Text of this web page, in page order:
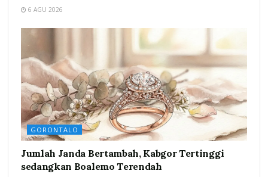
6 AGU 2026
GORONTALO
Jumlah Janda Bertambah, Kabgor Tertinggi
sedangkan Boalemo Terendah